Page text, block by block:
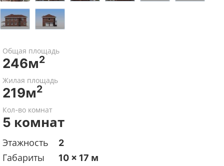
Общая площадь
246м2
Жилая площадь
219м2
Кол-во комнат
5 комнат
Этажность
2
Габариты
10 x 17 м